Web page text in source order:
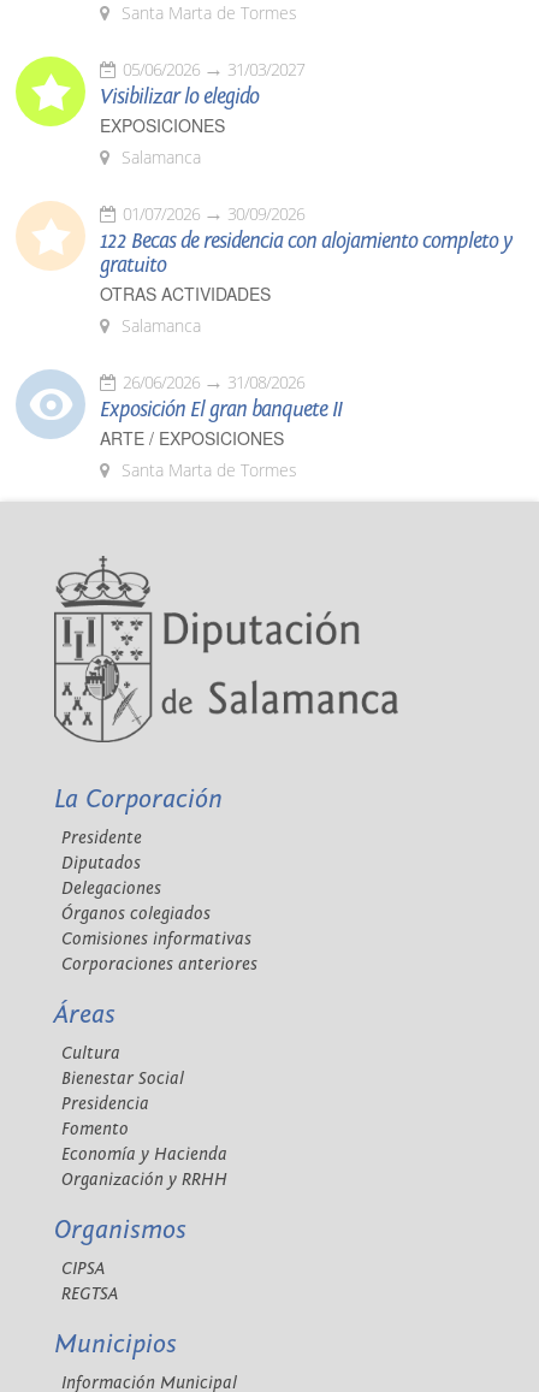
Santa Marta de Tormes
05/06/2026 31/03/2027
Visibilizar lo elegido
EXPOSICIONES
Salamanca
01/07/2026 30/09/2026
122 Becas de residencia con alojamiento completo y
gratuito
OTRAS ACTIVIDADES
Salamanca
26/06/2026 31/08/2026
Exposición El gran banquete II
ARTE / EXPOSICIONES
Santa Marta de Tormes
La Corporación
Presidente
Diputados
Delegaciones
Órganos colegiados
Comisiones informativas
Corporaciones anteriores
Áreas
Cultura
Bienestar Social
Presidencia
Fomento
Economía y Hacienda
Organización y RRHH
Organismos
CIPSA
REGTSA
Municipios
Información Municipal